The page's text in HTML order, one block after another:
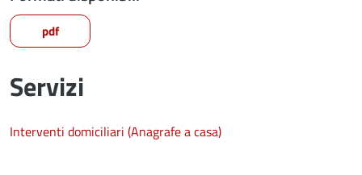
pdf
Servizi
Interventi domiciliari (Anagrafe a casa)